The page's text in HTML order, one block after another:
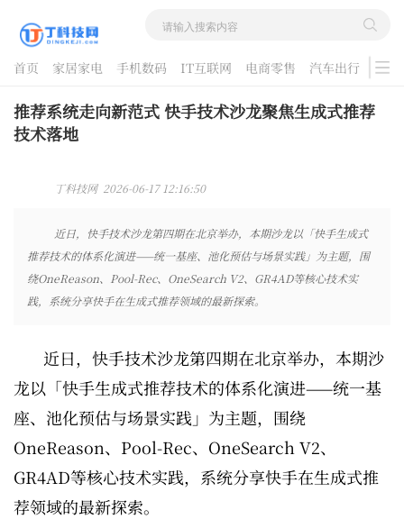
首页 家居家电 手机数码 IT互联网 电商零售 汽车出行
游戏
酷品评测
推荐系统走向新范式 快手技术沙龙聚焦生成式推荐
技术落地
丁科技网 2026-06-17 12:16:50
近日，快手技术沙龙第四期在北京举办，本期沙龙以「快手生成式
推荐技术的体系化演进——统一基座、池化预估与场景实践」为主题，围
绕OneReason、Pool-Rec、OneSearch V2、GR4AD等核心技术实
践，系统分享快手在生成式推荐领域的最新探索。
近日，快手技术沙龙第四期在北京举办，本期沙
龙以「快手生成式推荐技术的体系化演进——统一基
座、池化预估与场景实践」为主题，围绕
OneReason、Pool-Rec、OneSearch V2、
GR4AD等核心技术实践，系统分享快手在生成式推
荐领域的最新探索。